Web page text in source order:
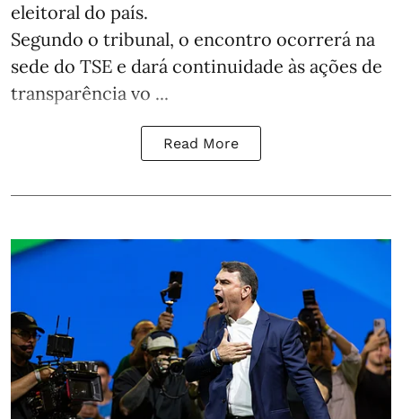
eleitoral do país.
Segundo o tribunal, o encontro ocorrerá na
sede do TSE e dará continuidade às ações de
transparência vo ...
Read More